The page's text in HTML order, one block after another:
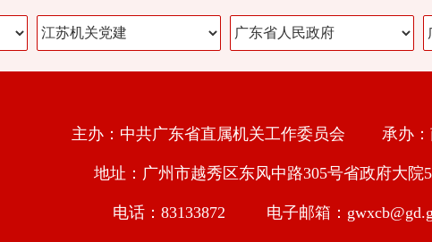
主办：中共广东省直属机关工作委员会 承办：
地址：广州市越秀区东风中路305号省政府大院
电话：83133872 电子邮箱：